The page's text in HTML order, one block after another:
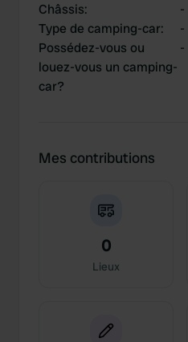
Châssis:
-
Type de camping-car:
-
Possédez-vous ou
louez-vous un camping-
car?
-
Mes contributions
0
Lieux